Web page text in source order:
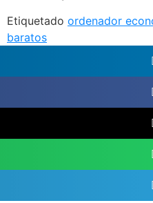
Etiquetado ordenador
baratos